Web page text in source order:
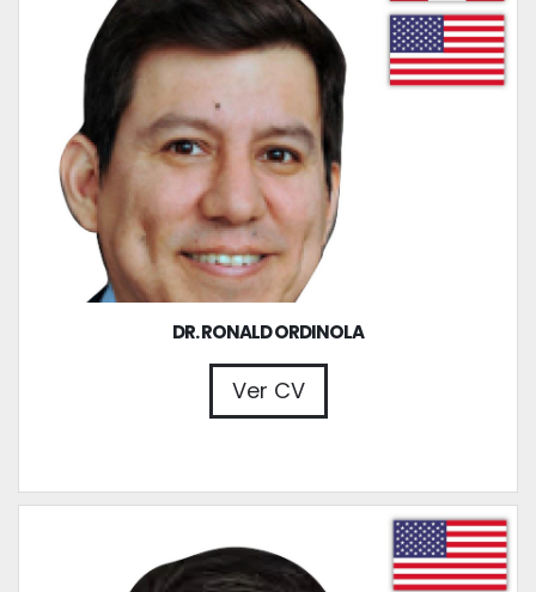
DR. RONALD ORDINOLA
Ver CV